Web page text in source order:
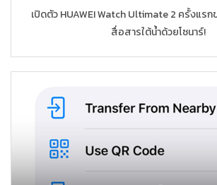
เปิดตัว HUAWEI Watch Ultimate 2 ครั้งแร
สื่อสารใต้น้ำด้วยโซนาร์!